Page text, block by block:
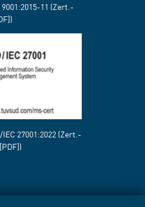
11 (Zert.-
27001:2022 (Zert.-
[PDF])